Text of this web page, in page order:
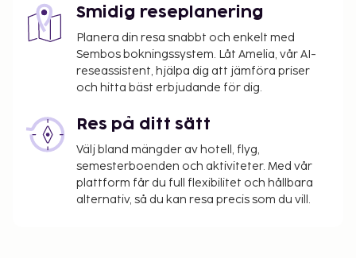
Smidig reseplanering
Planera din resa snabbt och enkelt med
Sembos bokningssystem. Låt Amelia, vår AI-
reseassistent, hjälpa dig att jämföra priser
och hitta bäst erbjudande för dig.
Res på ditt sätt
Välj bland mängder av hotell, flyg,
semesterboenden och aktiviteter. Med vår
plattform får du full flexibilitet och hållbara
alternativ, så du kan resa precis som du vill.